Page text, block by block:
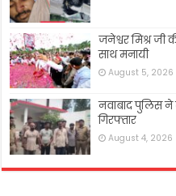
जनेश्वर मिश्र जी
साथ मनायी
August 5, 2026
नवाबाद पुलिस ने
गिरफ्तार
August 4, 2026